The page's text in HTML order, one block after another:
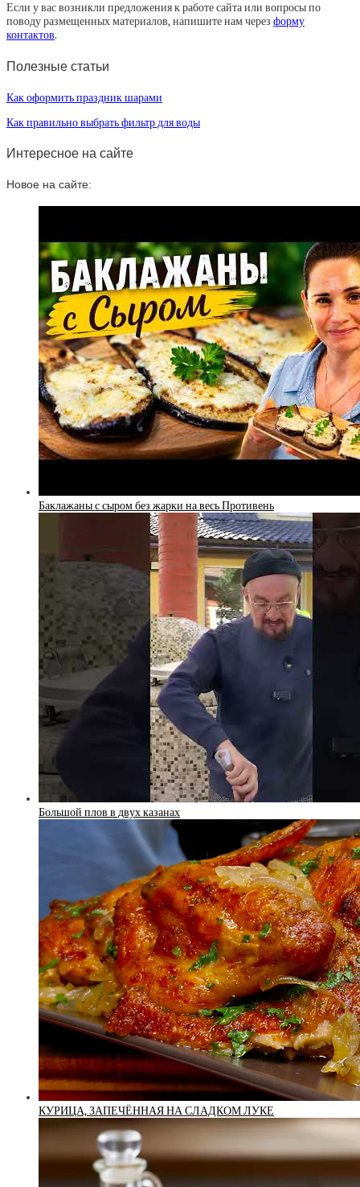
Если у вас возникли предложения к работе сайта или вопросы по
поводу размещенных материалов, напишите нам через форму
контактов.
Полезные статьи
Как оформить праздник шарами
Как правильно выбрать фильтр для воды
Интересное на сайте
Новое на сайте:
Баклажаны с сыром без жарки на весь Противень
Большой плов в двух казанах
КУРИЦА, ЗАПЕЧЁННАЯ НА СЛАДКОМ ЛУКЕ